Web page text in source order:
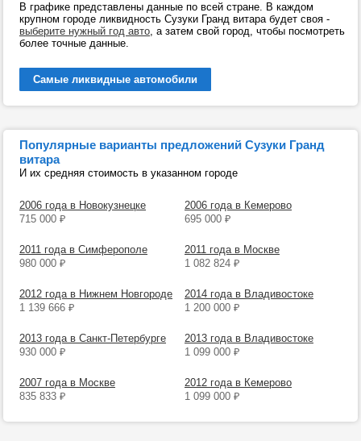
В графике представлены данные по всей стране. В каждом
крупном городе ликвидность Сузуки Гранд витара будет своя -
выберите нужный год авто, а затем свой город, чтобы посмотреть
более точные данные.
Самые ликвидные автомобили
Популярные варианты предложений Сузуки Гранд
витара
И их средняя стоимость в указанном городе
2006 года в Новокузнецке
715 000 ₽
2006 года в Кемерово
695 000 ₽
2011 года в Симферополе
980 000 ₽
2011 года в Москве
1 082 824 ₽
2012 года в Нижнем Новгороде
1 139 666 ₽
2014 года в Владивостоке
1 200 000 ₽
2013 года в Санкт-Петербурге
930 000 ₽
2013 года в Владивостоке
1 099 000 ₽
2007 года в Москве
835 833 ₽
2012 года в Кемерово
1 099 000 ₽